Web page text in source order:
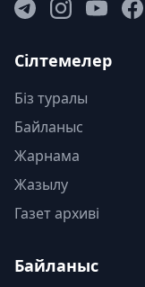
Сілтемелер
Біз туралы
Байланыс
Жарнама
Жазылу
Газет архиві
Байланыс